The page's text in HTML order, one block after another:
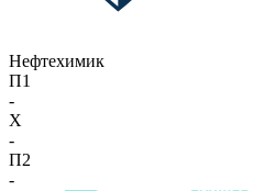
Нефтехимик
П1
-
X
-
П2
-